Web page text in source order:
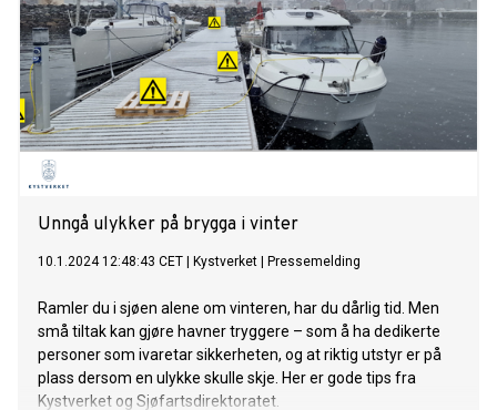
Unngå ulykker på brygga i vinter
10.1.2024 12:48:43 CET Kystverket Pressemelding
Ramler du i sjøen alene om vinteren, har du dårlig tid. Men
små tiltak kan gjøre havner tryggere – som å ha dedikerte
personer som ivaretar sikkerheten, og at riktig utstyr er på
plass dersom en ulykke skulle skje. Her er gode tips fra
Kystverket og Sjøfartsdirektoratet.